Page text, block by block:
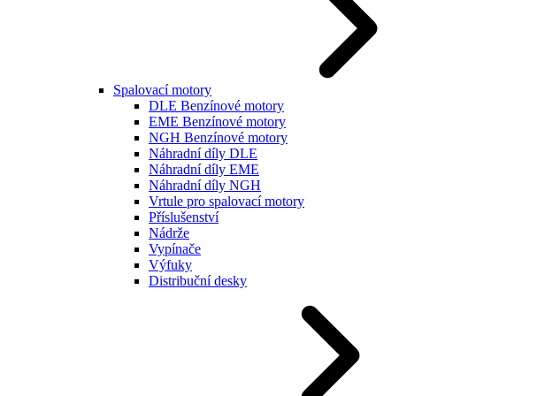
Spalovací motory
DLE Benzínové motory
EME Benzínové motory
NGH Benzínové motory
Náhradní díly DLE
Náhradní díly EME
Náhradní díly NGH
Vrtule pro spalovací motory
Příslušenství
Nádrže
Vypínače
Výfuky
Distribuční desky